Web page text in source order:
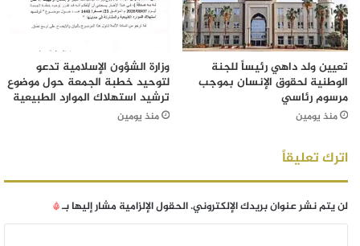
تعيين ولد داهي رئيساً للجنة
الوطنية لحقوق الإنسان بموجب
مرسوم رئاسي
منذ يومين
وزارة الشؤون الإسلامية تدعو
لتوحيد خطبة الجمعة حول موضوع
ترشيد استهلاك الموارد الطبيعية
منذ يومين
اترك تعليقاً
لن يتم نشر عنوان بريدك الإلكتروني.الحقول الإلزامية مشار إليها بـ*